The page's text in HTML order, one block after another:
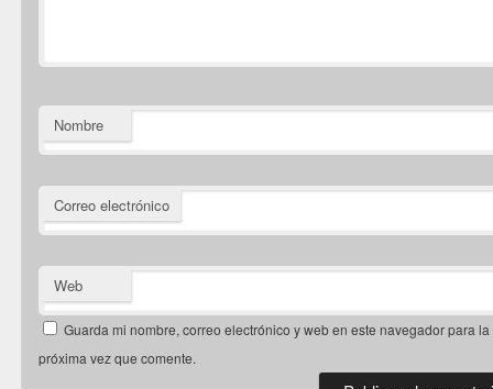
Nombre
Correo electrónico
Web
Guarda mi nombre, correo electrónico y web en este navegador para la
próxima vez que comente.